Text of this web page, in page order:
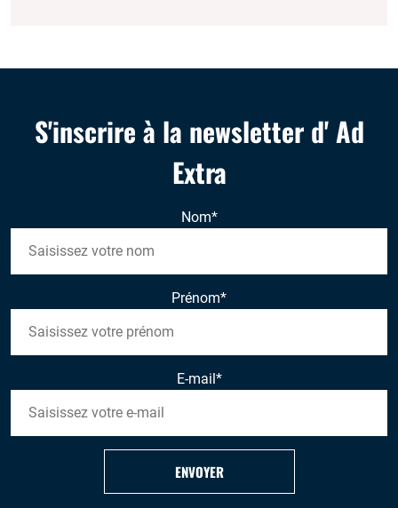
S'inscrire à la newsletter d' Ad
Extra
Nom*
Prénom*
E-mail *
ENVOYER